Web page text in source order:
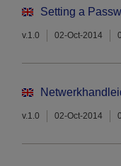
Setting a
v.1.0 02-Oct-2014
v.1.0 02-Oct-2014